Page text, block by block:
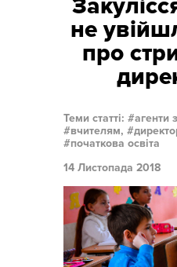
не
про
Теми статті: агенти
вчителям,
початкова освіта
14 Листопада 2018